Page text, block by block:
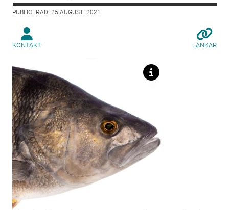
PUBLICERAD: 25 AUGUSTI 2021
KONTAKT LÄNKAR